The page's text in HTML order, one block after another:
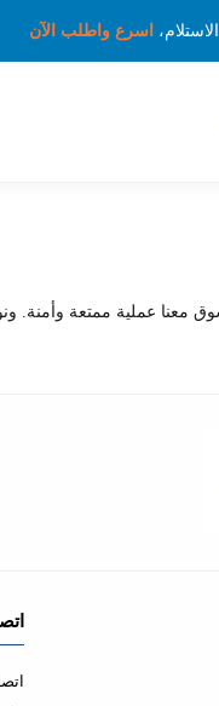
اسرع واطلب الآن
عملية ممتعة وأمنة.